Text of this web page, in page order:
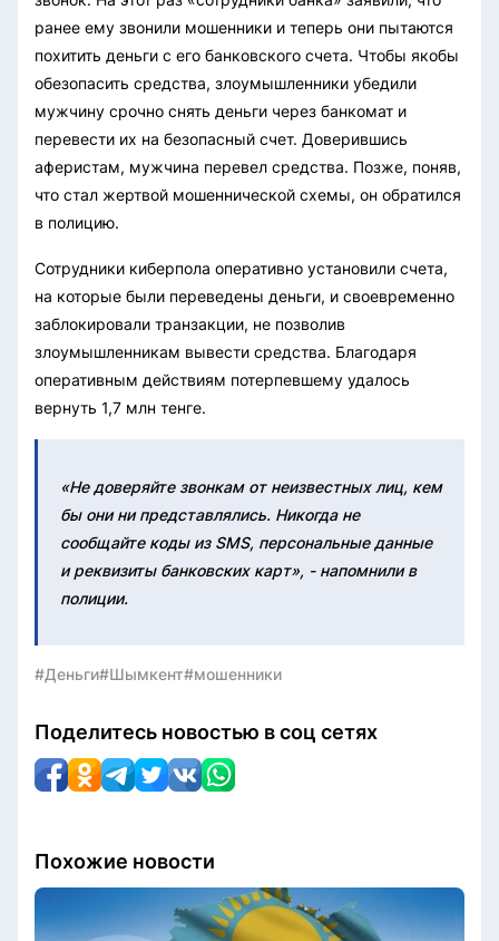
ранее ему звонили мошенники и теперь они пытаются
похитить деньги с его банковского счета. Чтобы якобы
обезопасить средства, злоумышленники убедили
мужчину срочно снять деньги через банкомат и
перевести их на безопасный счет. Доверившись
аферистам, мужчина перевел средства. Позже, поняв,
что стал жертвой мошеннической схемы, он обратился
в полицию.
Сотрудники киберпола оперативно установили счета,
на которые были переведены деньги, и своевременно
заблокировали транзакции, не позволив
злоумышленникам вывести средства. Благодаря
оперативным действиям потерпевшему удалось
вернуть 1,7 млн тенге.
«Не доверяйте звонкам от неизвестных лиц, кем
бы они ни представлялись. Никогда не
сообщайте коды из SMS, персональные данные
и реквизиты банковских карт», - напомнили в
полиции.
#Деньги#Шымкент#мошенники
Поделитесь новостью в соц сетях
Похожие новости